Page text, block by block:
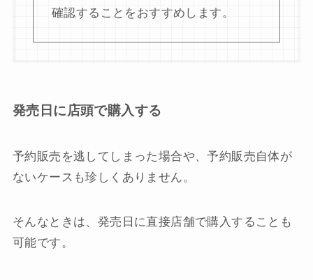
確認することをおすすめします。
発売日に店頭で購入する
予約販売を逃してしまった場合や、予約販売自体が
ないケースも珍しくありません。
そんなときは、発売日に直接店舗で購入することも
可能です。